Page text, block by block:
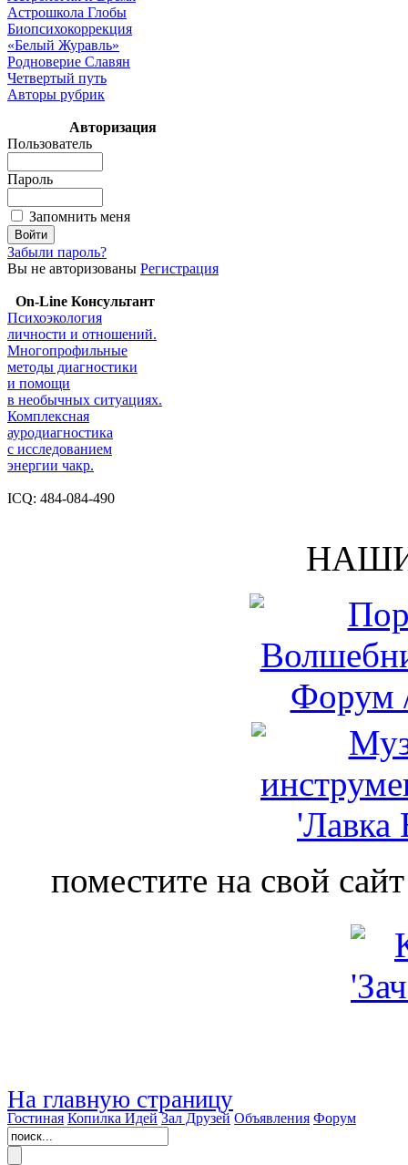
Астрошкола Глобы
Биопсихокоррекция
«Белый Журавль»
Родноверие Славян
Четвертый путь
Авторы рубрик
Авторизация
Пользователь
Пароль
Запомнить меня
Забыли пароль?
Вы не авторизованы Регистрация
On-Line Консультант
Психоэкология
личности и отношений.
Многопрофильные
методы диагностики
и помощи
в необычных ситуациях.
Комплексная
ауродиагностика
с исследованием
энергии чакр.
ICQ: 484-084-490
поместите на свой
На главную страницу
Гостиная Копилка Идей Зал Друзей Объявления Форум